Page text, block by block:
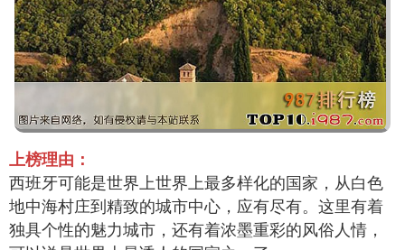
上榜理由：
西班牙可能是世界上世界上最多样化的国家，从白色
地中海村庄到精致的城市中心，应有尽有。这里有着
独具个性的魅力城市，还有着浓墨重彩的风俗人情，